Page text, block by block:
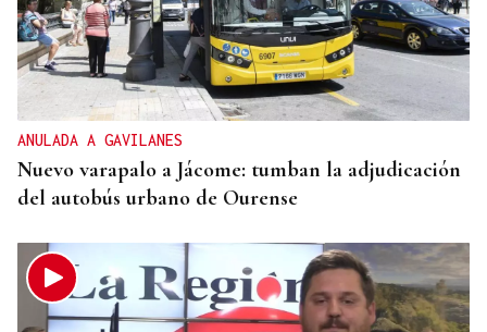
ANULADA A GAVILANES
Nuevo varapalo a Jácome: tumban la adjudicación
del autobús urbano de Ourense